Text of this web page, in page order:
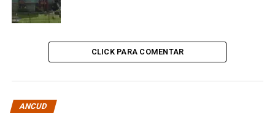
CLICK PARA COMENTAR
ANCUD